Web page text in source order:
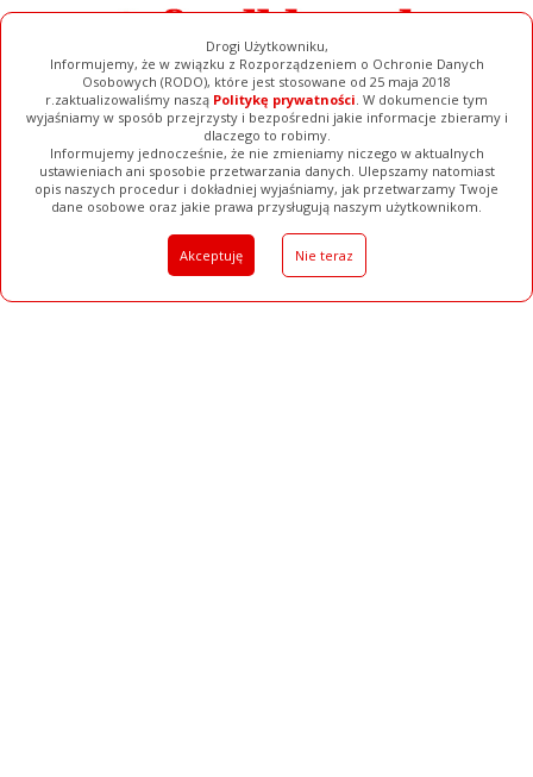
Drogi Użytkowniku,
Informujemy, że w związku z Rozporządzeniem o Ochronie Danych
Osobowych (RODO), które jest stosowane od 25 maja 2018
r.zaktualizowaliśmy naszą Politykę prywatności. W dokumencie tym
wyjaśniamy w sposób przejrzysty i bezpośredni jakie informacje zbieramy i
dlaczego to robimy.
Informujemy jednocześnie, że nie zmieniamy niczego w aktualnych
ustawieniach ani sposobie przetwarzania danych. Ulepszamy natomiast
opis naszych procedur i dokładniej wyjaśniamy, jak przetwarzamy Twoje
dane osobowe oraz jakie prawa przysługują naszym użytkownikom.
Akceptuję Nie teraz
Ogłoszenia Filmy Galerie Baza Firm Pełna Wersja